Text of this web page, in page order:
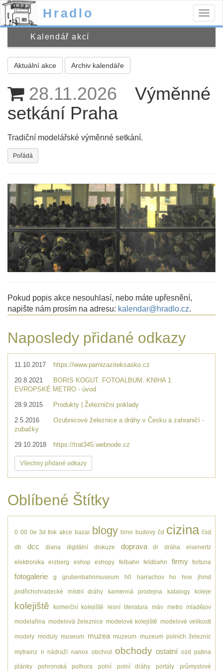
Hradlo
Kalendář akcí
Aktuální akce Archiv kalendáře
28.11.2026
Výměnné
setkání Praha
Tradiční modelářské výměnné setkání.
Pořádá
Pokud popis akce nesouhlasí, nebo máte upřesnění,
napište nám prosím na adresu: kalendar@hradlo.cz.
Naposledy přidané odkazy
11.10.2017 https://www.parnizaziteksasko.cz
20.8.2021
BORIS KOGUT. FOTOALBUM. KNIHA 1
EVROPSKÉ METRO - úvod
28.9.2015 Produkty | Železniční poklady
2.5.2016
Ozubnicové železnice a dráhy v Česku a zahraničí -
zubačky
29.10.2018 https://trat345.webnode.cz
Všechny přidané odkazy
Oblíbené Štítky
0 00 0e 3d tisk akce bazar blogy brno budovy čd cizina čsd
db dcc diana digitální diskuze doprava dr dráha eisenertz
elektronika erzberg eshop eshopy felbahn feldbahn firmy fortuna
fotogalerie g grubenbahnmuseum h0 harrachov ho hoe jhmd
jindřichohradecké místní dráhy kamenná prodejna katalogy koleje
kolejiště komerční kolejiště lesní literatura máv metro mladějov
modelařina modelová železnice modelové kolejiště modelové velikosti
modely moduly museum muzea muzeum muzeum polních železnic
mytrainz n nádraží nanox obchod obchody ostatní ozd patina
plánky pohronská polhora polní polní dráhy portály průmyslové